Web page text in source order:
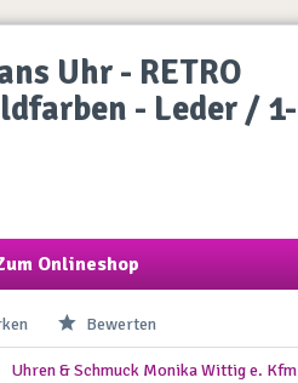
Uhr - RETRO
- Leder / 1-
Onlineshop
Bewerten
Uhren & Schmuck Monika Wittig e. Kfm